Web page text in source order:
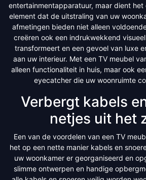
entertainmentapparatuur, maar dient
element dat de uitstraling van uw
afmetingen bieden niet alleen
creëren ook een indrukwekkend
transformeert en een gevoel van luxe
aan uw interieur. Met een TV meubel
alleen functionaliteit in huis, maar ook
eyecatcher die uw woonruimte
Verbergt kabels
netjes uit het
Een van de voordelen van een TV
het op een nette manier kabels en
uw woonkamer er georganiseerd en
slimme ontwerpen en handige